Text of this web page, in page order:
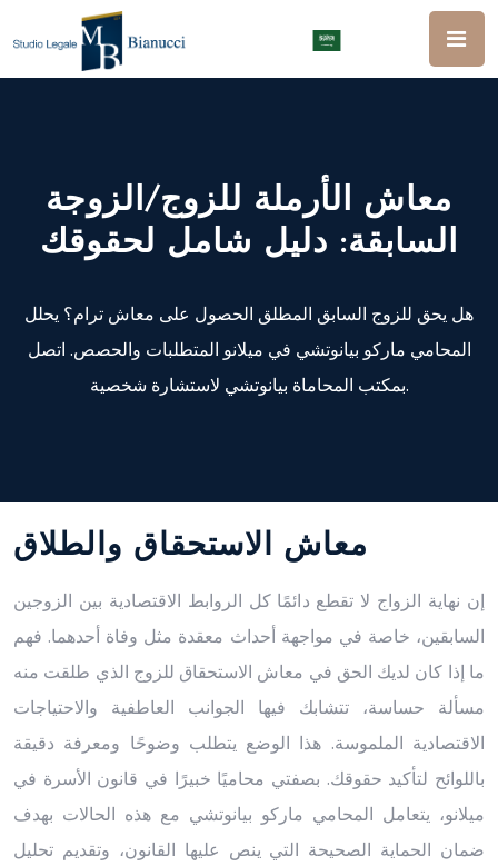
معاش الأرملة للزوج/الزوجة
السابقة: دليل شامل لحقوقك
هل يحق للزوج السابق المطلق الحصول على معاش ترام؟ يحلل
المحامي ماركو بيانوتشي في ميلانو المتطلبات والحصص. اتصل
بمكتب المحاماة بيانوتشي لاستشارة شخصية.
معاش الاستحقاق والطلاق
إن نهاية الزواج لا تقطع دائمًا كل الروابط الاقتصادية بين الزوجين
السابقين، خاصة في مواجهة أحداث معقدة مثل وفاة أحدهما. فهم
ما إذا كان لديك الحق في معاش الاستحقاق للزوج الذي طلقت منه
مسألة حساسة، تتشابك فيها الجوانب العاطفية والاحتياجات
الاقتصادية الملموسة. هذا الوضع يتطلب وضوحًا ومعرفة دقيقة
باللوائح لتأكيد حقوقك. بصفتي محاميًا خبيرًا في قانون الأسرة في
ميلانو، يتعامل المحامي ماركو بيانوتشي مع هذه الحالات بهدف
ضمان الحماية الصحيحة التي ينص عليها القانون، وتقديم تحليل